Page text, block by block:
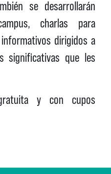
se desarrollarán
charlas para
dirigidos a
significativas que les
y con cupos